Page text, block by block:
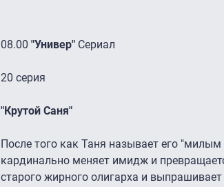
08.00 "Универ" Сериал
20 серия
"Крутой Саня"
После того как Таня называет его
кардинально меняет имидж и
старого жирного олигарха и